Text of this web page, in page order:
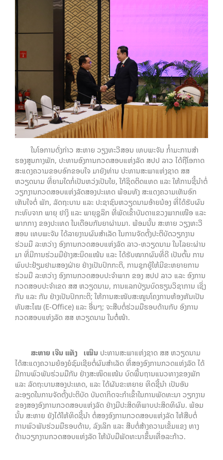
ໃນໂອການດັ່ງກ່າວ ສະຫາຍ ວຽງທະວີສອນ ເທບພະຈັນ ກໍໍາມະການສໍາ
ຮອງສູນກາງພັກ, ປະທານອົງການກວດສອບແຫ່ງລັດ ສປປ ລາວ ໄດ້ຖືໂອກາດ
ສະແດງຄວາມຂອບອົກຂອບໃຈ ມາຍັງທ່ານ ປະທານສະພາແຫ່ງຊາດ ສສ
ຫວຽດນາມ ທີ່ຍາມໃດກໍ່ເປັນຫວ່ງເປັນໃຍ, ໃກ້ຊິດຕິດແທດ ແລະ ໃຫ້ການຊີ້ນໍາຕໍ່
ວຽກງານກວດສອບແຫ່ງລັດສອງປະເທດ ພ້ອມທັງ ສະແດງຄວາມເຫັນອົກ
ເຫັນໃຈຕໍ່ ພັກ, ລັດຖະບານ ແລະ ປະຊາຊົນຫວຽດນາມອ້າຍນ້ອງ ທີ່ໄດ້ຮັບຜົນ
ກະທົບຈາກ ພາຍຸ ຢາງິ ແລະ ພາຍຸຊູລິກ ທີ່ພັດເຂົ້າບັນດາແຂວງພາກເໜືອ ແລະ
ພາກກາງ ຂອງປະເທດ ໃນເດືອນກັນຍາຜ່ານມາ. ພ້ອມນັ້ນ ສະຫາຍ ວຽງທະວີ
ສອນ ເທບພະຈັນ ໄດ້ລາຍງານຜົນສຳເລັດ ໃນການຈັດຕັ້ງປະຕິບັດວຽກງານ
ຮ່ວມມື ລະຫວ່າງ ອົງການກວດສອບແຫ່ງລັດ ລາວ-ຫວຽດນາມ ໃນໄລຍະຜ່ານ
ມາ ທີ່ມີການຮ່ວມມືຢ່າງສະນິດແໜ້ນ ແລະ ໄດ້ຮັບໜາກຜົນທີ່ດີ ເປັນຕົ້ນ ການ
ພົບປະຢ້ຽມຢາມສອງຝ່າຍ ຢ່າງເປັນປົກກະຕິ, ການຊຸກຍູ້ໃຫ້ມີຂະຫຍາຍການ
ຮ່ວມມື ລະຫວ່າງ ອົງການກວດສອບປະຈຳພາກ ຂອງ ສປປ ລາວ ແລະ ອົງການ
ກວດສອບປະຈຳເຂດ ສສ ຫວຽດນາມ, ການແລກປ່ຽນບົດຮຽນວິຊາການ ເຊິ່ງ
ກັນ ແລະ ກັນ ຢ່າງເປັນປົກກະຕິ; ໃຫ້ການສະໜັບສະໜູນໂຄງການຫ້ອງຫັນເປັນ
ທັນສະໄໝ (E-Office) ແລະ ອື່ນໆ; ຈະສືບຕໍ່ຮ່ວມມືຮອບດ້ານກັບ ອົງການ
ກວດສອບແຫ່ງລັດ ສສ ຫວຽດນາມ ໃນຕໍໍ່ໜ້າ.
ສະຫາຍ ເຈີນ ແທັງ ເໝີນ ປະທານສະພາແຫ່ງຊາດ ສສ ຫວຽດນາມ
ໄດ້ສະແດງຄວາມຍ້ອງຍໍຊົມເຊີຍຕໍ່ຜົນສຳເລັດ ທີ່ສອງອົງການກວດແຫ່ງລັດ ໄດ້
ມີການພົວພັນຮ່ວມມືກັນ ຢ່າງສະໜິດແໜ້ນ ບົດພື້ນຖານແນວທາງຂອງພັກ
ແລະ ລັດຖະບານສອງປະເທດ, ແລະ ໄດ້ຜັນຂະຫຍາຍ ທິດຊີ້ນຳ ເປັນອັນ
ລະອຽດໃນການຈັດຕັ້ງປະຕິບັດ ບັນດາກິດຈະກຳເຂົ້າໃນການພັດທະນາ ວຽກງານ
ຂອງສອງອົງການກວດສອບແຫ່ງລັດ ຢ່າງມີປະສິດທິພາບປະສິດທິຜົນ. ພ້ອມ
ນັ້ນ ສະຫາຍ ຍັງໄດ້ໃຫ້ທິດຊີ້ນຳ ຕໍ່ສອງອົງການກວດສອບແຫ່ງລັດ ໃຫ້ສືບຕໍ່
ການພົວພັນຮ່ວມມືຮອບດ້ານ, ລົງເລິກ ແລະ ສືບຕໍ່ສ້າງຄວາມເຂັ້ມແຂງ ທາງ
ດ້ານວຽກງານກວດສອບແຫ່ງລັດ ໃຫ້ນັບມືພັດທະນາຂຶ້ນເທື່ອລະກ້າວ.